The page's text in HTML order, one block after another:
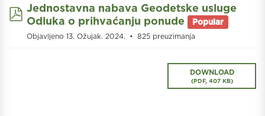
pdf
Jednostavna nabava Geodetske usluge
Odluka o prihvaćanju ponude
Popular
Objavljeno 13. Ožujak. 2024. 825 preuzimanja
DOWNLOAD
(PDF, 407 KB)